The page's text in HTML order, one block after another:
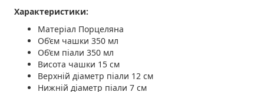
Характеристики:
Матеріал Порцеляна
Об’єм чашки 350 мл
Об’єм піали 350 мл
Висота чашки 15 см
Верхній діаметр піали 12 см
Нижній діаметр піали 7 см